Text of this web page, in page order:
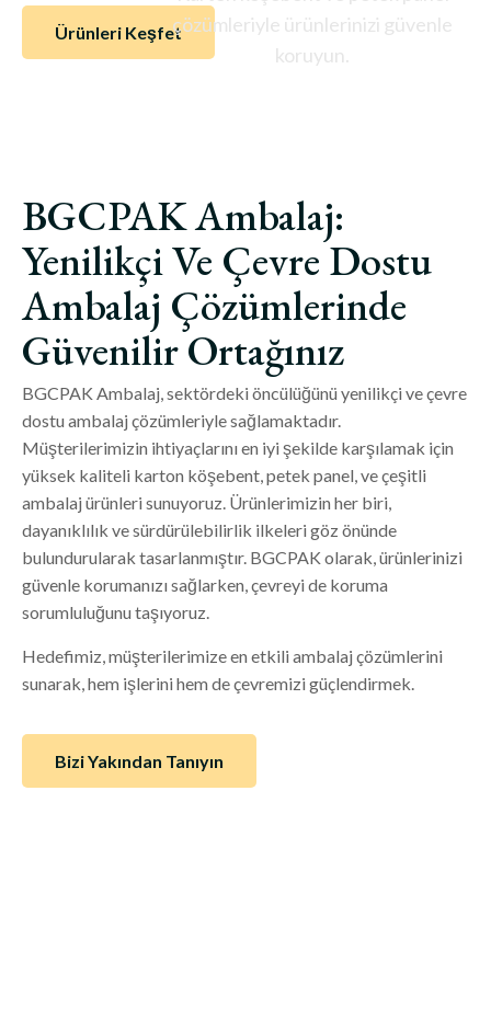
Ürünleri Keşfetçözümleriyle ürünlerinizi güvenle
koruyun.
BGCPAK Ambalaj:
Yenilikçi Ve Çevre Dostu
Ambalaj Çözümlerinde
Güvenilir Ortağınız
BGCPAK Ambalaj, sektördeki öncülüğünü yenilikçi ve çevre
dostu ambalaj çözümleriyle sağlamaktadır.
Müşterilerimizin ihtiyaçlarını en iyi şekilde karşılamak için
yüksek kaliteli karton köşebent, petek panel, ve çeşitli
ambalaj ürünleri sunuyoruz. Ürünlerimizin her biri,
dayanıklılık ve sürdürülebilirlik ilkeleri göz önünde
bulundurularak tasarlanmıştır. BGCPAK olarak, ürünlerinizi
güvenle korumanızı sağlarken, çevreyi de koruma
sorumluluğunu taşıyoruz.
Hedefimiz, müşterilerimize en etkili ambalaj çözümlerini
sunarak, hem işlerini hem de çevremizi güçlendirmek.
Bizi Yakından Tanıyın